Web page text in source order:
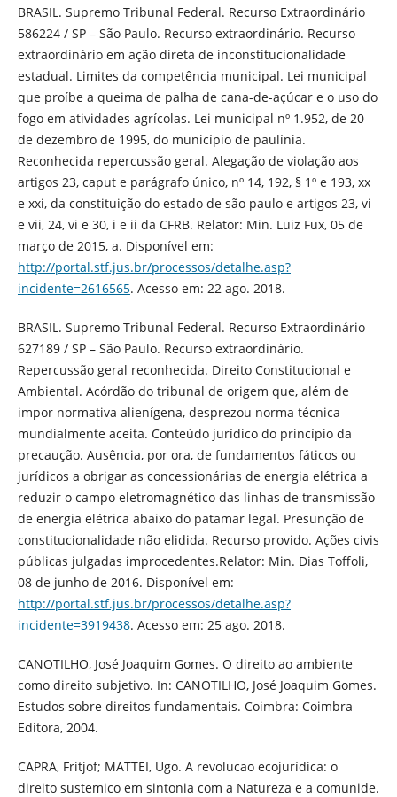
BRASIL. Supremo Tribunal Federal. Recurso Extraordinário
586224 / SP – São Paulo. Recurso extraordinário. Recurso
extraordinário em ação direta de inconstitucionalidade
estadual. Limites da competência municipal. Lei municipal
que proíbe a queima de palha de cana-de-açúcar e o uso do
fogo em atividades agrícolas. Lei municipal nº 1.952, de 20
de dezembro de 1995, do município de paulínia.
Reconhecida repercussão geral. Alegação de violação aos
artigos 23, caput e parágrafo único, nº 14, 192, § 1º e 193, xx
e xxi, da constituição do estado de são paulo e artigos 23, vi
e vii, 24, vi e 30, i e ii da CFRB. Relator: Min. Luiz Fux, 05 de
março de 2015, a. Disponível em:
http://portal.stf.jus.br/processos/detalhe.asp?
incidente=2616565. Acesso em: 22 ago. 2018.
BRASIL. Supremo Tribunal Federal. Recurso Extraordinário
627189 / SP – São Paulo. Recurso extraordinário.
Repercussão geral reconhecida. Direito Constitucional e
Ambiental. Acórdão do tribunal de origem que, além de
impor normativa alienígena, desprezou norma técnica
mundialmente aceita. Conteúdo jurídico do princípio da
precaução. Ausência, por ora, de fundamentos fáticos ou
jurídicos a obrigar as concessionárias de energia elétrica a
reduzir o campo eletromagnético das linhas de transmissão
de energia elétrica abaixo do patamar legal. Presunção de
constitucionalidade não elidida. Recurso provido. Ações civis
públicas julgadas improcedentes.Relator: Min. Dias Toffoli,
08 de junho de 2016. Disponível em:
http://portal.stf.jus.br/processos/detalhe.asp?
incidente=3919438. Acesso em: 25 ago. 2018.
CANOTILHO, José Joaquim Gomes. O direito ao ambiente
como direito subjetivo. In: CANOTILHO, José Joaquim Gomes.
Estudos sobre direitos fundamentais. Coimbra: Coimbra
Editora, 2004.
CAPRA, Fritjof; MATTEI, Ugo. A revolucao ecojurídica: o
direito sustemico em sintonia com a Natureza e a comunide.